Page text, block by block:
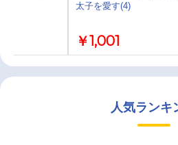
太子を愛す(4)
￥1,001
人気ランキ